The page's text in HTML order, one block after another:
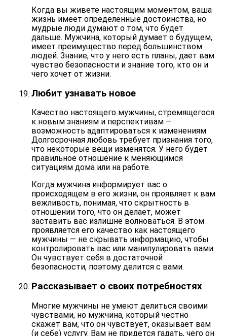
Когда вы живете настоящим моментом, ваша
жизнь имеет определенные достоинства, но
мудрые люди думают о том, что будет
дальше. Мужчина, который думает о будущем,
имеет преимущество перед большинством
людей. Знание, что у него есть планы, дает вам
чувство безопасности и знание того, кто он и
чего хочет от жизни.
Любит узнавать новое
Качество настоящего мужчины, стремящегося
к новым знаниям и перспективам —
возможностьадаптироваться к изменениям.
Долгосрочная любовь требует признания того,
что некоторые вещи изменятся. У него будет
правильное отношение к меняющимся
ситуациям дома или на работе.
Когда мужчина информирует вас о
происходящем в его жизни, он проявляет к вам
вежливость, понимая, что скрытность в
отношении того, что он делает, может
заставить вас излишне волноваться. В этом
проявляется его качество как настоящего
мужчины — не скрывать информацию, чтобы
контролировать вас или манипулировать вами.
Он чувствует себя вдостаточной
безопасности, поэтому делится с вами.
Рассказывает о своих потребностях
Многие мужчины не умеют делиться своими
чувствами, но мужчина, который честно
скажет вам, что он чувствует, оказывает вам
(и себе) услугу. Вам не придется гадать, чего он